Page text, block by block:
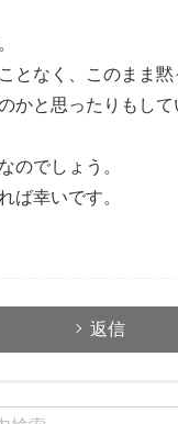
となく、このまま
かと思ったりもして
のでしょう。
ば幸いです。
返信